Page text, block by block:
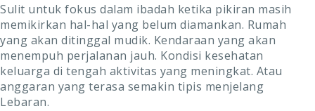
Sulit untuk fokus dalam ibadah ketika pikiran masih
memikirkan hal-hal yang belum diamankan. Rumah
yang akan ditinggal mudik. Kendaraan yang akan
menempuh perjalanan jauh. Kondisi kesehatan
keluarga di tengah aktivitas yang meningkat. Atau
anggaran yang terasa semakin tipis menjelang
Lebaran.